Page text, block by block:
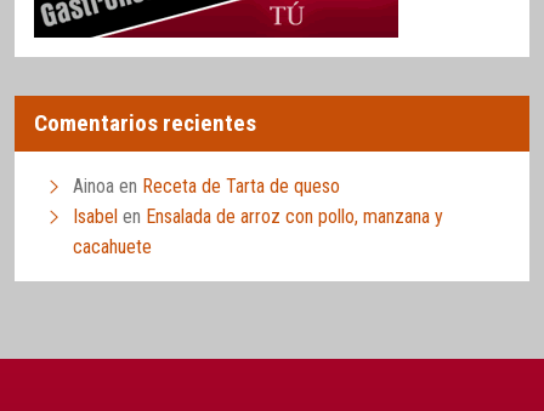
Comentarios recientes
Ainoa en Receta de Tarta de queso
Isabel en Ensalada de arroz con pollo, manzana y
cacahuete